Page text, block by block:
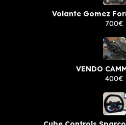
Volante Gomez
700€
VENDO
400€